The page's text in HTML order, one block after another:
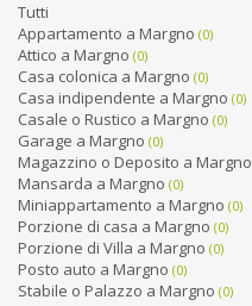
Tutti
Appartamento a Margno (0)
Attico a Margno (0)
Casa colonica a Margno (0)
Casa indipendente a Margno (0)
Casale o Rustico a Margno (0)
Garage a Margno (0)
Magazzino o Deposito a Margno
Mansarda a Margno (0)
Miniappartamento a Margno (0)
Porzione di casa a Margno (0)
Porzione di Villa a Margno (0)
Posto auto a Margno (0)
Stabile o Palazzo a Margno (0)